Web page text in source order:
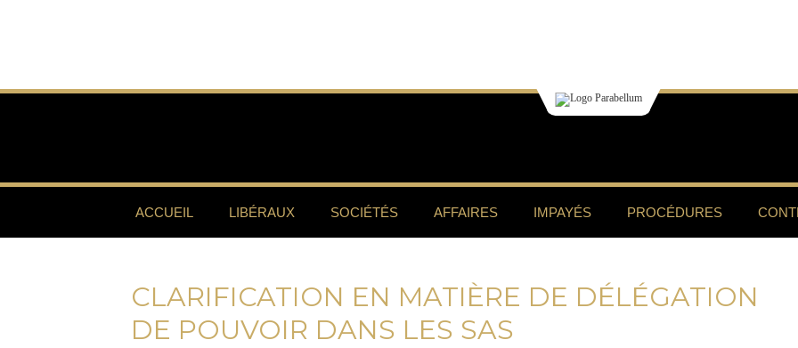
ACCUEIL LIBÉRAUX SOCIÉTÉS AFFAIRES IMPAYÉS PROCÉDURES
CLARIFICATION EN MATIÈRE DE DÉLÉGATION
DE POUVOIR DANS LES SAS